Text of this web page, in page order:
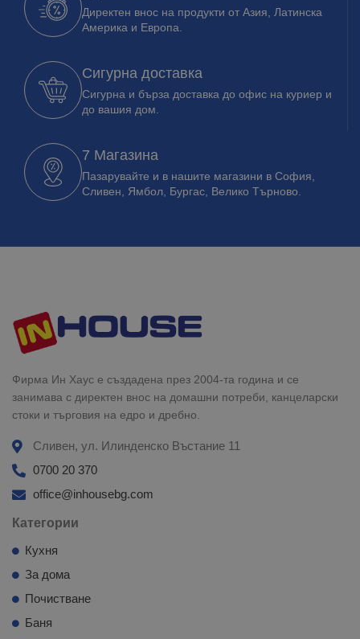
Директен внос на продукти от Азия, Латинска
Америка и Европа.
Сигурна доставка
Сигурна и бърза доставка до офис на куриер и
до вашия дом.
7 Магазина
Пазарувайте и в нашите магазини в София,
Сливен, Ямбол, Бургас, Велико Търново.
Фирма Ин Хаус е създадена през 2004-та година и се
занимава с директен внос на домашни потреби, канцеларски
стоки и търговия на едро и дребно.
Сливен, ул. Илинденско Въстание 11
0700 20 370
office@inhousebg.com
Категории
Кухня
За дома
Почистване
Баня